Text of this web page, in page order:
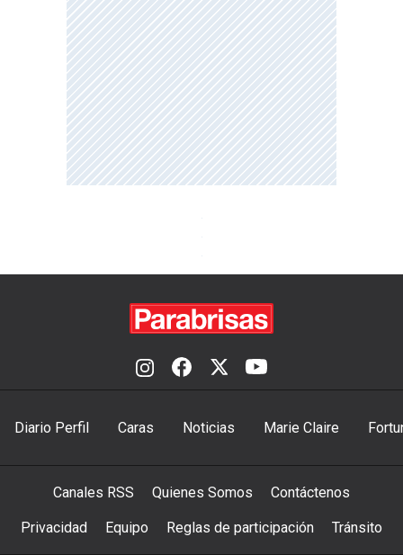
Diario Perfil Caras Noticias Marie Claire
Canales RSS Quienes Somos Contáctenos
Privacidad Equipo Reglas de participación Tránsito